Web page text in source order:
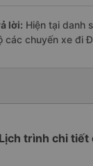
lời: Hiện tại danh
các chuyến xe đi
Lịch trình chi tiết